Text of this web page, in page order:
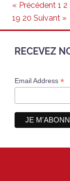
« Précédent 1 2
19 20 Suivant »
RECEVEZ
Email Address *